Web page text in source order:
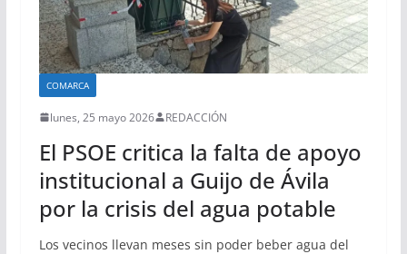
COMARCA
lunes, 25 mayo 2026 REDACCIÓN
El PSOE critica la falta de apoyo
institucional a Guijo de Ávila
por la crisis del agua potable
Los vecinos llevan meses sin poder beber agua del